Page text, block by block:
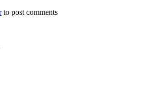
to post comments